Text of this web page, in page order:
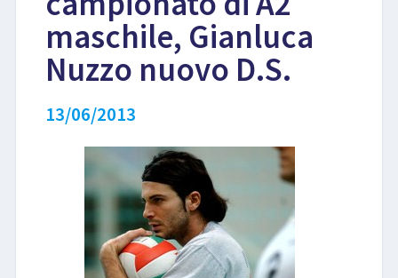
maschile, Gianluca
Nuzzo nuovo D.S.
13/06/2013